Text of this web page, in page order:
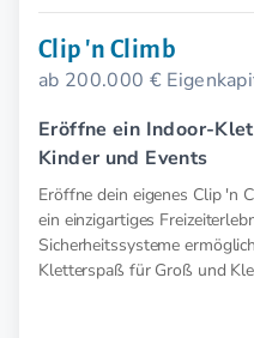
Clip 'n Climb
ab 200.000 €
Eröffne ein Indoor-
Kinder und Events
Eröffne dein eigenes Clip 'n
ein einzigartiges
Sicherheitssysteme
Kletterspaß für Groß und